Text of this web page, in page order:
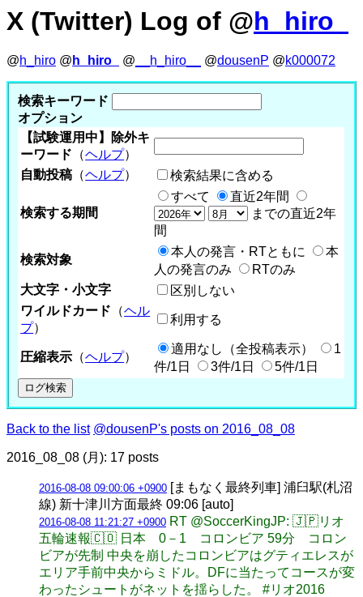
X (Twitter) Log of @h_hiro_
@h_hiro @ h_hiro_ @ __h_hiro__ @dousenP @k000072
検索キーワード
オプション
【試験運用中】除外キ
ーワード （ヘルプ）
自動投稿 （ヘルプ） 検索結果に含める
検索する期間
すべて
直近2年間
までの直近2年
間
検索対象
本人の発言・RTともに
本
人の発言のみ
RTのみ
大文字・小文字
区別しない
ワイルドカード （ヘル
プ）
利用する
圧縮表示 （ヘルプ）
適用なし（全投稿表示）
1
件/1日
3件/1日 5件/1日
Back to the list @dousenP's posts on 2016_08_08
2016_08_08 (月): 17 posts
2016-08-08 09:00:06 +0900 [まもなく最終列車] 浦臼駅(札沼
線) 新十津川方面最終 09:06 [auto]
2016-08-08 11:21:27 +0900 RT @SoccerKingJP: 🇯🇵リオ
五輪速報🇨🇴 日本 0－1 コロンビア 59分 コロン
ビアが先制 中央を崩したコロンビアはグティエレスが
エリア手前中央からミドル。DFに当たってコースが変
わったシュートがネットを揺らした。 #リオ2016